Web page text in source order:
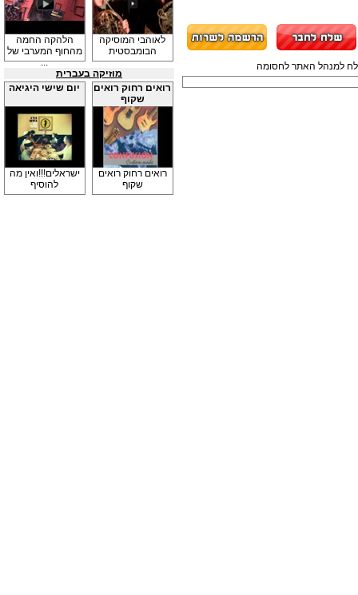
הלהקה החמה
מהחוף המערבי של
...
לאוהבי המוסיקה
הבומבסטית
מוזיקה בעברית
יום שישי היגיאה
ישראלים!!!ואין מה
להוסיף
רואים רחוק רואים
שקוף
רואים רחוק רואים
שקוף
למנהל האתר לחסומה